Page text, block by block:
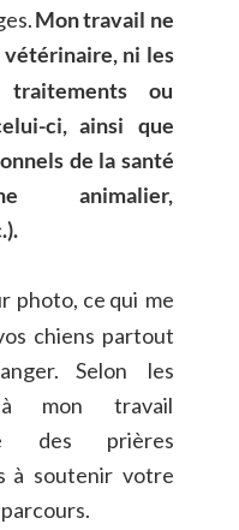
Montravail ne
vétérinaire, ni les
traitements
ou
ci, ainsi que
de la santé
animalier,
photo, ce qui me
chiens partout
Selon
les
à mon
travail
des
prières
à soutenir votre